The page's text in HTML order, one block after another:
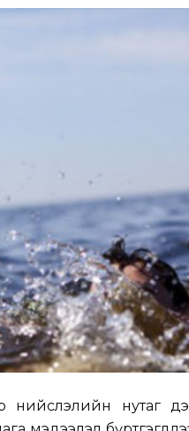
нийслэлийн нутаг